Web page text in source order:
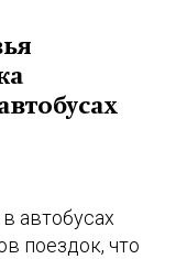
автобусах
поездок, что